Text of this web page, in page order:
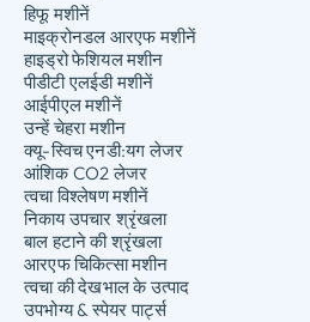
हिफू मशीनें
माइक्रोनडल आरएफ मशीनें
हाइड्रो फेशियल मशीन
पीडीटी एलईडी मशीनें
आईपीएल मशीनें
उन्हें चेहरा मशीन
क्यू-स्विच एनडी:यग लेजर
आंशिक CO2 लेजर
त्वचा विश्लेषण मशीनें
निकाय उपचार श्रृंखला
बाल हटाने की श्रृंखला
आरएफ चिकित्सा मशीन
त्वचा की देखभाल के उत्पाद
उपभोग्य & स्पेयर पार्ट्स